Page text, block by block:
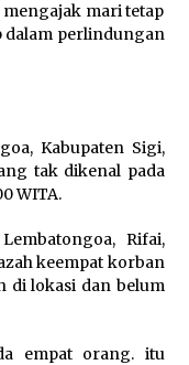
mari tetap
dalam perlindungan
Kabupaten Sigi,
tak dikenal pada
WITA.
Rifai,
keempat korban
di lokasi dan belum
empat orang. itu